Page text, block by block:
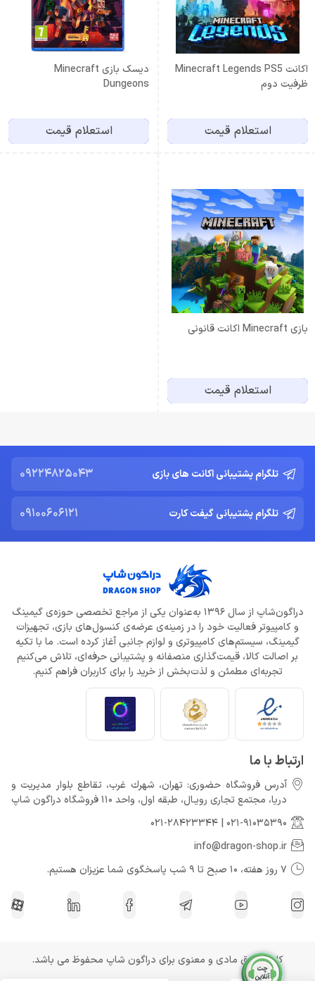
اكانت Minecraft Legends PS5
ظرفيت دوم
استعلام قیمت
دیسک بازی Minecraft
Dungeons
استعلام قیمت
بازی Minecraft اکانت قانونی
استعلام قیمت
تلگرام پشتیبانی اکانت های بازی 09224825043
تلگرام پشتیبانی گیفت کارت 09100606121
دراگون‌شاپ از سال 1396 به‌عنوان یکی از مراجع تخصصی حوزه‌ی گیمینگ
و کامپیوتر فعالیت خود را در زمینه‌ی عرضه‌ی کنسول‌های بازی، تجهیزات
گیمینگ، سیستم‌های کامپیوتری و لوازم جانبی آغاز کرده است. ما با تکیه
بر اصالت کالا، قیمت‌گذاری منصفانه و پشتیبانی حرفه‌ای، تلاش می‌کنیم
تجربه‌ای مطمئن و لذت‌بخش از خرید را برای کاربران فراهم کنیم.
ارتباط با ما
آدرس فروشگاه حضوری: تهران، شهرك غرب، تقاطع بلوار مدیریت و
دريا، مجتمع تجارى رويـال، طبقه اول، واحد 110 فروشگاه دراگون شاپ
021-91035390
021-28423344
info@dragon-shop.ir
7 روز هفته، 10 صبح تا 9 شب پاسخگوی شما عزیزان هستیم.
کلیه حقوق مادی و معنوی برای دراگون شاپ محفوظ می باشد.